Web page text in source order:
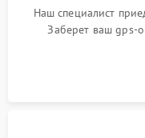
Наш специалист
Заберет ваш gps-